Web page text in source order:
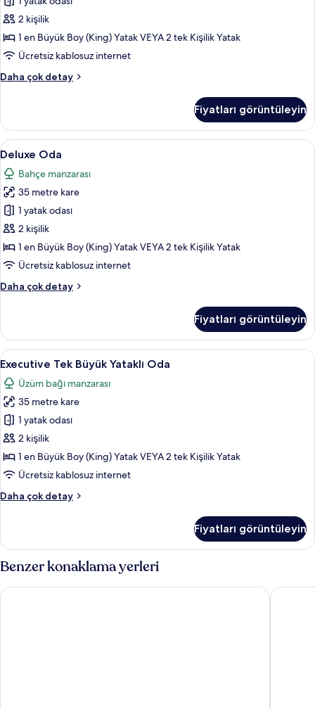
görün
2 kişilik
1 en Büyük Boy (King) Yatak VEYA 2 tek Kişilik Yatak
Ücretsiz kablosuz internet
Daha çok detay
Superior
fazla
detay
Fiyatları görüntüleyin
Deluxe
Oda
için
tüm
fotoğrafları
görün
Deluxe Oda | Kaliteli yatak takımı,
2
Deluxe Oda
Bahçe manzarası
35 metre kare
1 yatak odası
2 kişilik
1 en Büyük Boy (King) Yatak VEYA 2 tek Kişilik Yatak
Ücretsiz kablosuz internet
Daha çok detay
Deluxe
fazla
detay
Fiyatları görüntüleyin
Executive
Tek
Büyük
Yataklı
Oda
için
tüm
fotoğrafları
Executive Tek Büyük Yataklı Oda |
2
Executive Tek Büyük Yataklı Oda
Üzüm bağı manzarası
35 metre kare
1 yatak odası
2 kişilik
1 en Büyük Boy (King) Yatak VEYA 2 tek Kişilik Yatak
Ücretsiz kablosuz internet
Daha çok detay
Executive
Oda
daha
detay
Fiyatları görüntüleyin
Benzer konaklama yerleri
Auberge de la Commanderie Hôtel